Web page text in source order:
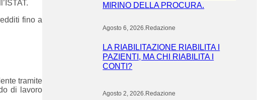
fino a
tramite
di lavoro
MIRINO DELLA PROCURA.
Agosto 6, 2026 Redazione
LA RIABILITAZIONE RIABILITA I
PAZIENTI, MA CHI RIABILITA I
CONTI?
Agosto 2, 2026.Redazione